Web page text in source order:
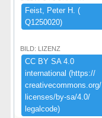
Feist,​ ​Peter ​H.​ ​(​
Q1250020)​
BILD: LIZENZ
CC ​BY ​SA ​4.​0 ​
international ​(​https:​/​/​
creativecommons.​org/​
licenses/​by-​sa/​4.​0/​
legalcode)​